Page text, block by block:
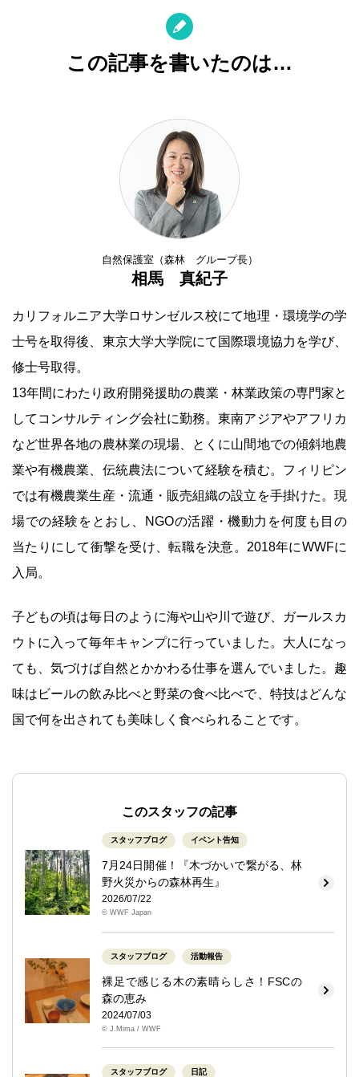
この記事を書いたのは…
自然保護室（森林 グループ長）
相馬 真紀子
カリフォルニア大学ロサンゼルス校にて地理・環境学の学
士号を取得後、東京大学大学院にて国際環境協力を学び、
修士号取得。
13年間にわたり政府開発援助の農業・林業政策の専門家と
してコンサルティング会社に勤務。東南アジアやアフリカ
など世界各地の農林業の現場、とくに山間地での傾斜地農
業や有機農業、伝統農法について経験を積む。フィリピン
では有機農業生産・流通・販売組織の設立を手掛けた。現
場での経験をとおし、NGOの活躍・機動力を何度も目の
当たりにして衝撃を受け、転職を決意。2018年にWWFに
入局。
子どもの頃は毎日のように海や山や川で遊び、ガールスカ
ウトに入って毎年キャンプに行っていました。大人になっ
ても、気づけば自然とかかわる仕事を選んでいました。趣
味はビールの飲み比べと野菜の食べ比べで、特技はどんな
国で何を出されても美味しく食べられることです。
このスタッフの記事
スタッフブログ イベント告知
7月24日開催！『木づかいで繋がる、林
野火災からの森林再生』
2026/07/22
© WWF Japan
スタッフブログ 活動報告
裸足で感じる木の素晴らしさ！FSCの
森の恵み
2024/07/03
© J.Mima / WWF
スタッフブログ 日記